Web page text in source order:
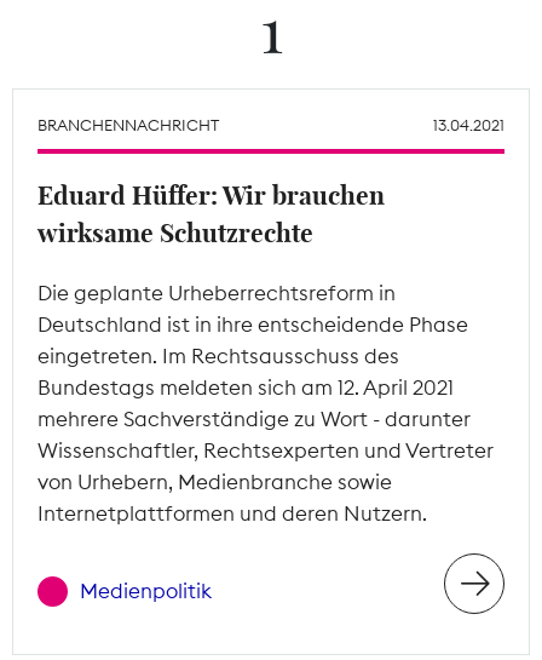
1
BRANCHENNACHRICHT 13.04.2021
Eduard Hüffer: Wir brauchen
wirksame Schutzrechte
Die geplante Urheberrechtsreform in
Deutschland ist in ihre entscheidende Phase
eingetreten. Im Rechtsausschuss des
Bundestags meldeten sich am 12. April 2021
mehrere Sachverständige zu Wort - darunter
Wissenschaftler, Rechtsexperten und Vertreter
von Urhebern, Medienbranche sowie
Internetplattformen und deren Nutzern.
Medienpolitik